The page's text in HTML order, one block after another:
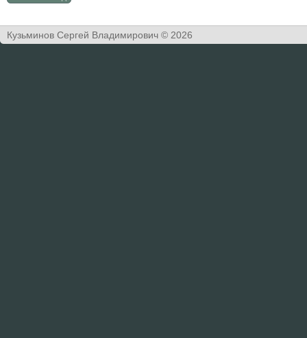
Кузьминов Сергей Владимирович © 2026